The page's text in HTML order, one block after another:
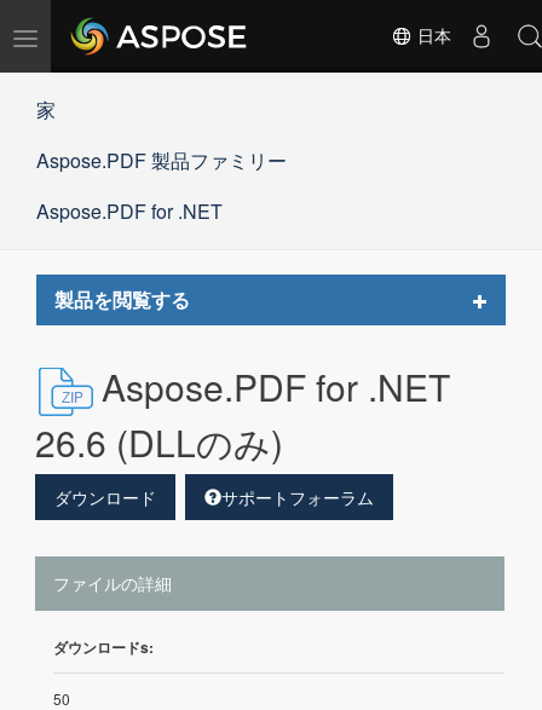
ナ
ー
ョ
の
日本
家
Aspose.PDF 製品ファミリー
Aspose.PDF for .NET
製品を閲覧する
Toggle
Aspose.PDF for .NET
26.6 (DLLのみ)
ダウンロード サポートフォーラム
ファイルの詳細
ダウンロードs:
50